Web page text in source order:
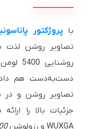
با پروژکتور
تصاویر روشن لذت
دست‌به‌دست هم
تصاویر روشن و در
جزئیات بالا را
WUXGAو رزولوشن